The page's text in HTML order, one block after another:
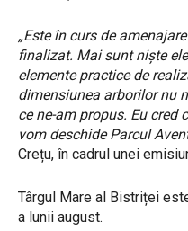
„Este în curs de
finalizat. Mai sunt niște
elemente practice de
dimensiunea arborilor nu
ce ne-am propus. Eu cred
vom deschide Parcul
Crețu, în cadrul unei
Târgul Mare al Bistriței
a lunii august.